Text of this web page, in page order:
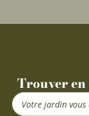
Trouver
Search
...